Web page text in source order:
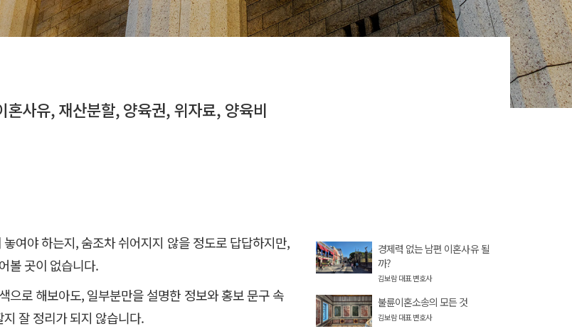
사유, 재산분할, 양육권, 위자료, 양육비
여야 하는지, 숨조차 쉬어지지 않을 정도로 답답하지만,
볼 곳이 없습니다.
으로 해보아도, 일부분만을 설명한 정보와 홍보 문구 속
잘 정리가 되지 않습니다.
경제력 없는 남편 이혼사유 될
까?
김보람 대표 변호사
불륜이혼소송의 모든 것
김보람 대표 변호사